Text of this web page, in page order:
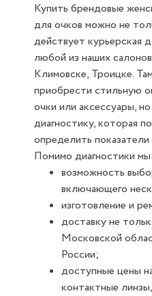
Купить брендовые
для очков можно не
действует курьерская
любой из наших
Климовске, Троицке.
приобрести стильную
очки или аксессуары,
диагностику, которая
определить показатели
Помимо диагностики мы
возможность
включающего
изготовление и
доставку не
Московской
России;
доступные цены
контактные